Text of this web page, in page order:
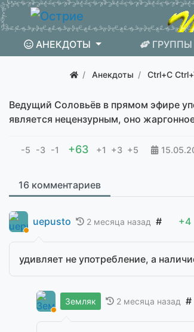
АНЕКДОТЫ ГРУППЫ
Анекдоты Ctrl+C
Ведущий Соловьёв в прямом эфире
является нецензурным, оно
-5 -3 -1 +63 +1 +3 +5
16 комментариев
uepusto 2 месяца назад # +4
удивляет не употребление, а
Земляк 2 месяца назад #